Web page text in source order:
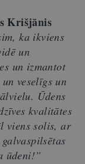
Krišjānis
ka ikviens
un
un izmantot
veselīgs un
Ūdens
kvalitātes
viens solis, ar
ūdeni!”